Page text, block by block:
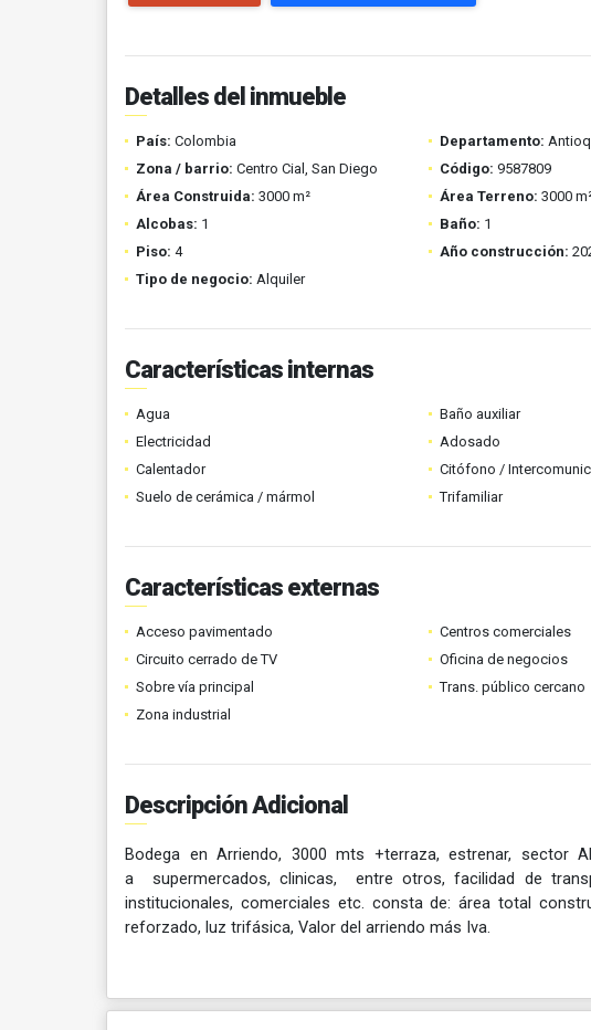
Detalles del inmueble
País: Colombia Departamento:
Zona / barrio: Centro Cial, San Diego Código: 9587809
Área Construida: 3000 m² Área Terreno: 3000
Alcobas: 1 Baño: 1
Piso: 4 Año construcción:
Tipo de negocio: Alquiler
Características internas
Agua Baño auxiliar
Electricidad
Adosado
Calentador
Citófono /
Suelo de cerámica / mármol
Trifamiliar
Características externas
Acceso pavimentado Centros comerciales
Circuito cerrado de TV
Oficina de negocios
Sobre vía principal
Trans. público cercano
Zona industrial
Descripción Adicional
Bodega en Arriendo, 3000 mts +terraza, estrenar, sector
a supermercados, clinicas, entre otros, facilidad de
institucionales, comerciales etc. consta de: área total
reforzado, luz trifásica, Valor del arriendo más Iva.